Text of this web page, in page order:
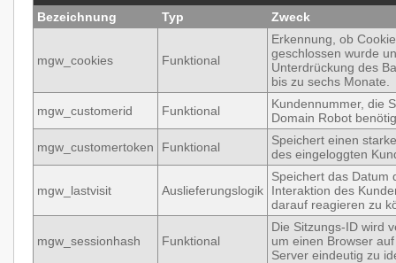
Bezeichnung Typ Zweck
mgw_cookies Funktional
Erkennung, ob
geschlossen wurde
Unterdrückung des
bis zu sechs Monate.
mgw_customerid Funktional
Kundennummer, die
Domain Robot
mgw_customertoken Funktional
Speichert einen
des eingeloggten
mgw_lastvisit Auslieferungslogik
Speichert das Datum
Interaktion des
darauf reagieren zu
mgw_sessionhash Funktional
Die Sitzungs-ID wird
um einen Browser
Server eindeutig zu